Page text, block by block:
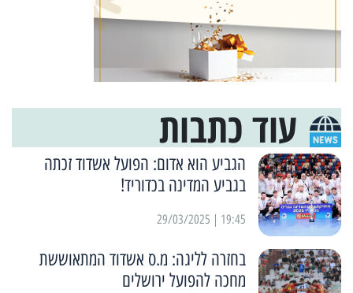
עוד כתבות
הגביע הוא אדום: הפועל אשדוד זכתה
בגביע המדינה בכדוריד!
19:45 | 29/03/2025
בחזרה לליגה: מ.ס אשדוד המתאוששת
מחכה להפועל ירושלים